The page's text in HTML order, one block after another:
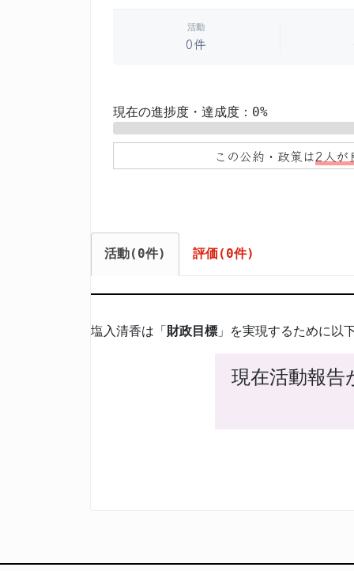
活動
0件
現在の進捗度・達成度：0%
この公約・政策は2人が
活動(0件) 評価(0件)
塩入清香は「財政目標 」を実現するために以
現在活動報